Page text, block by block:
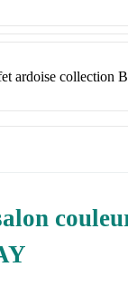
ardoise collection